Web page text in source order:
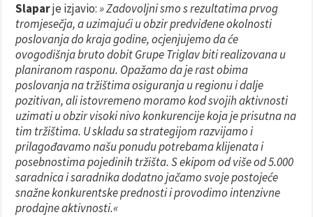
Slaparje izjavio:» Zadovoljni smo s rezultatima prvog
tromjesečja, a uzimajući u obzir predviđene okolnosti
poslovanja do kraja godine, ocjenjujemo da će
ovogodišnja bruto dobit Grupe Triglav biti realizovana u
planiranom rasponu. Opažamo da je rast obima
poslovanja na tržištima osiguranja u regionu i dalje
pozitivan, ali istovremeno moramo kod svojih aktivnosti
uzimati u obzir visoki nivo konkurencije koja je prisutna na
tim tržištima. U skladu sa strategijom razvijamo i
prilagođavamo našu ponudu potrebama klijenata i
posebnostima pojedinih tržišta. S ekipom od više od 5.000
saradnica i saradnika dodatno jačamo svoje postojeće
snažne konkurentske prednosti i provodimo intenzivne
prodajne aktivnosti.«